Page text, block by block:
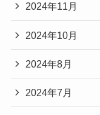
2024年11月
2024年10月
2024年8月
2024年7月